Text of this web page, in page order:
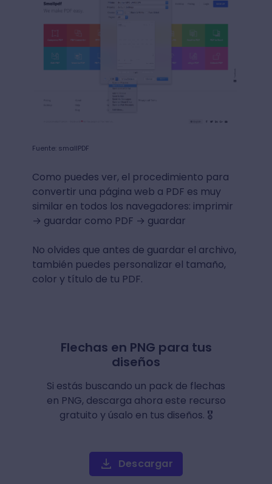
Fuente: smallPDF
Como puedes ver, el procedimiento para
convertir una página web a PDF es muy
similar en todos los navegadores: imprimir
→ guardar como PDF → guardar
No olvides que antes de guardar el archivo,
también puedes personalizar el tamaño,
color y título de tu PDF.
Flechas en PNG para tus
diseños
Si estás buscando un pack de flechas
en PNG, descarga ahora este recurso
gratuito y úsalo en tus diseños. 🎖️
Descargar